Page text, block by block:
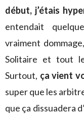
début, j’étais
entendait
vraiment
Solitaire et tout
Surtout, ça vient
super que les
que ça dissuadera